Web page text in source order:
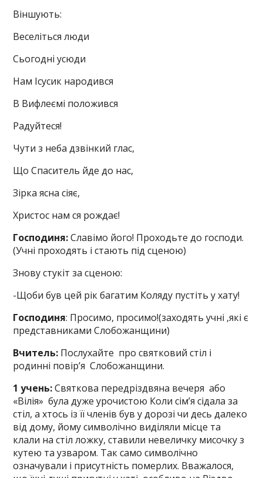
Віншують:
Веселіться люди
Сьогодні усюди
Нам Ісусик народився
В Вифлеємі положився
Радуйтеся!
Чути з неба дзвінкий глас,
Що Спаситель йде до нас,
Зірка ясна сіяє,
Христос нам ся рождає!
Господиня:Славімо його! Проходьте до господи.
(Учні проходять і стають під сценою)
Знову стукіт за сценою:
-Щоби був цей рік багатим Коляду пустіть у хату!
Господиня: Просимо, просимо!(заходять учні ,які є
представниками Слобожанщини)
Вчитель: Послухайте про святковий стіл і
родинні повір’я Слобожанщини.
1 учень:Святкова передріздвяна вечеря або
«Вілія» була дуже урочистою Коли сім’я сідала за
стіл, а хтось із її членів був у дорозі чи десь далеко
від дому, йому символічно виділяли місце та
клали на стіл ложку, ставили невеличку мисочку з
кутею та узваром. Так само символічно
означували і присутність померлих. Вважалося,